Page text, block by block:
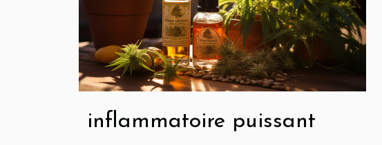
inflammatoire puissant